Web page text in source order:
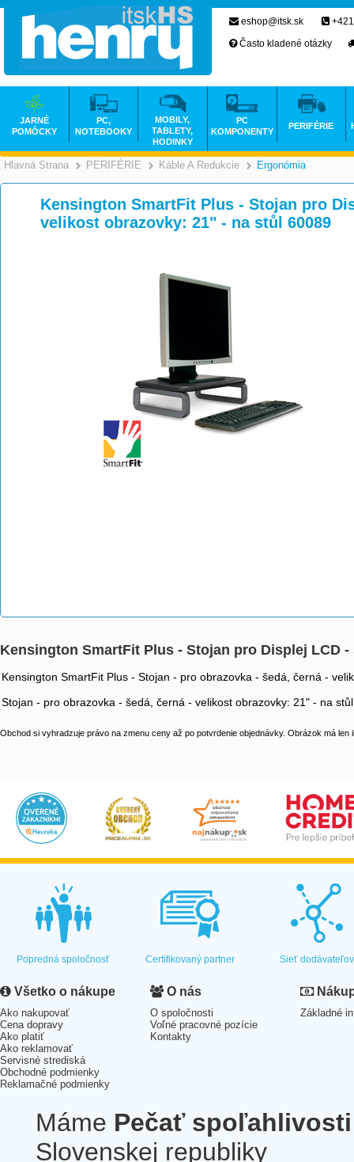
Hlavná Strana >
PERIFÉRIE >
Káble A Redukcie >
Ergonómia
Kensington SmartFit Plus - Stojan pro
velikost obrazovky: 21" - na stůl 60089
Kensington SmartFit Plus - Stojan pro Displej LCD
Kensington SmartFit Plus - Stojan - pro obrazovka - šedá, černá -
Stojan - pro obrazovka - šedá, černá - velikost obrazovky: 21" - na stůl
Obchod si vyhradzuje právo na zmenu ceny až po potvrdenie objednávky. Obrázok má len
eshop@itsk.sk
Často kladené otázky
JARNÉ
POMÔCKY
PC,
NOTEBOOKY
MOBILY,
TABLETY,
HODINKY
PC
KOMPONENTY
PERIFÉRIE
Popredná spoločnosť Certifikovaný partner Sieť dodávateľov
Všetko o nákupe
Ako nakupovať
Cena dopravy
Ako platiť
Ako reklamovať
Servisné strediská
Obchodné podmienky
Reklamačné podmienky
O nás
O spoločnosti
Voľné pracovné pozície
Kontakty
Základné
Máme Pečať spoľahlivosti
Slovenskej republiky